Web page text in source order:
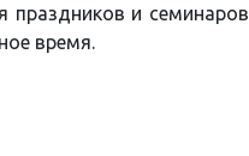
праздников и семинаров
время.